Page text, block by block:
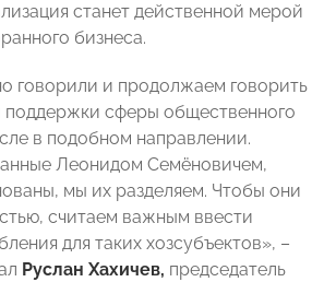
станет действенной мерой
бизнеса.
говорили и продолжаем говорить
сферы общественного
в подобном направлении.
Леонидом Семёновичем,
мы их разделяем. Чтобы они
считаем важным ввести
для таких хозсубъектов», –
Руслан Хахичев, председатель